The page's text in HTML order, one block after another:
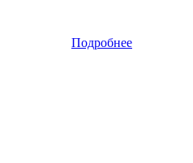
Подробнее